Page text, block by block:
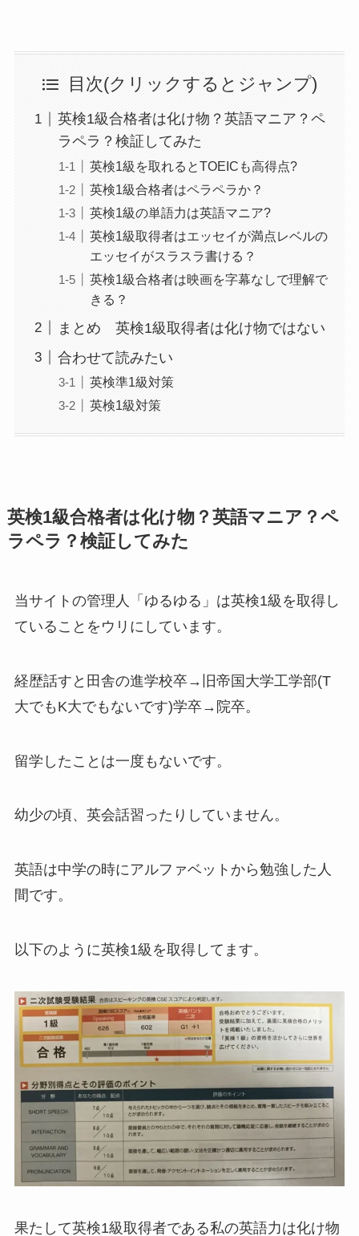
目次(クリックするとジャンプ)
英検1級合格者は化け物？英語マニア？ペ
ラペラ？検証してみた
英検1級を取れるとTOEICも高得点?
英検1級合格者はペラペラか？
英検1級の単語力は英語マニア?
英検1級取得者はエッセイが満点レベルの
エッセイがスラスラ書ける？
英検1級合格者は映画を字幕なしで理解で
きる？
まとめ 英検1級取得者は化け物ではない
合わせて読みたい
英検準1級対策
英検1級対策
英検1級合格者は化け物？英語マニア？ペ
ラペラ？検証してみた
当サイトの管理人「ゆるゆる」は英検1級を取得し
ていることをウリにしています。
経歴話すと田舎の進学校卒→旧帝国大学工学部(T
大でもK大でもないです)学卒→院卒。
留学したことは一度もないです。
幼少の頃、英会話習ったりしていません。
英語は中学の時にアルファベットから勉強した人
間です。
以下のように英検1級を取得してます。
果たして英検1級取得者である私の英語力は化け物